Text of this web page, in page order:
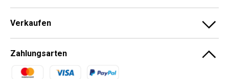
Verkaufen
Zahlungsarten
Zahlungsmethoden